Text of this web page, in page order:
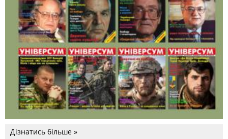
Дізнатись більше »